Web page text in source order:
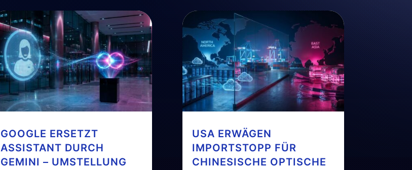
GOOGLE ERSETZT
ASSISTANT DURCH
GEMINI – UMSTELLUNG
USA ERWÄGEN
IMPORTSTOPP FÜR
CHINESISCHE OPTISCHE